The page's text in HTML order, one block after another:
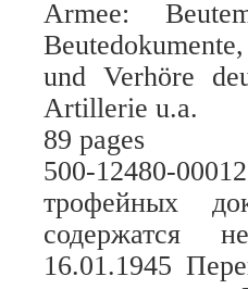
Armee:
und Verhöre
Artillerie u.a.
89 pages
500-12480-
трофейных
содержатся
16.01.1945